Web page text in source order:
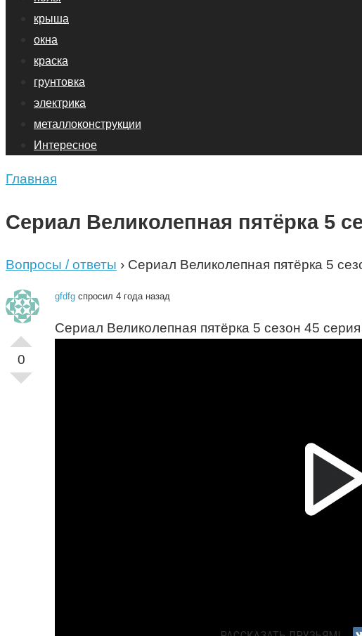
крыша
окна
краска
грунтовка
электрика
металлоконструкции
Интересное
Главная
Сериал Великолепная пятёрка 5
Вопросы / ответы › Сериал Великолепная пятёрка 5
0
gfdfg спросил 4 года назад
Сериал Великолепная пятёрка 5 сезон 45